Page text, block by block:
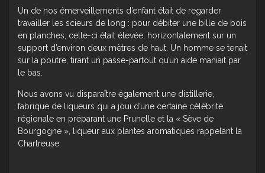
Un de nos émerveillements d’enfant était de regarder
travailler les scieurs de long : pour débiter une bille de bois
en planches, celle-ci était élevée, horizontalement sur un
support d’environ deux mètres de haut. Un homme se tenait
sur la poutre, tirant un passe-partout qu’un aide maniait par
le bas.
Nous avons vu disparaître également une distillerie,
fabrique de liqueurs qui a joui d’une certaine célébrité
régionale en préparant une Prunelle et la « Sève de
Bourgogne », liqueur aux plantes aromatiques rappelant la
Chartreuse.